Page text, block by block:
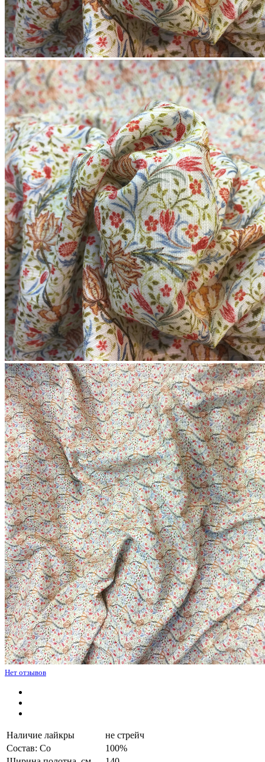
Нет отзывов
Наличие лайкры
не стрейч
Состав: Co
100%